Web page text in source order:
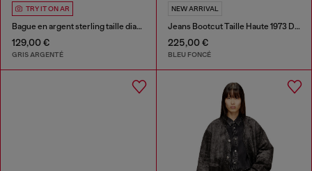
TRY IT ON AR
Bague en argent sterling taille diamant
129,00 €
GRIS ARGENTÉ
NEW ARRIVAL
Jeans Bootcut Taille Haute 1973 D-Partt
225,00 €
BLEU FONCÉ